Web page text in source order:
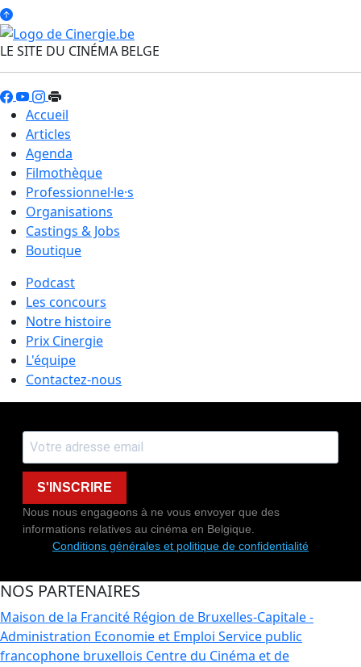
LE SITE DU CINÉMA BELGE
Accueil
Articles
Agenda
Filmothèque
Professionnel·le·s
Organisations
Castings & Jobs
Boutique
Podcast
Les concours
Notre histoire
Prix Cinergie
L'équipe
Contactez-nous
S'INSCRIRE
Nous nous engageons à ne vous envoyer que des
informations relatives au cinéma en Belgique.
Conditions générales et politique de confidentialité
NOS PARTENAIRES
Maison de la Francité Région de Bruxelles-Capitale -
Administration Economie et Emploi Service public
francophone bruxellois Centre du Cinéma et de